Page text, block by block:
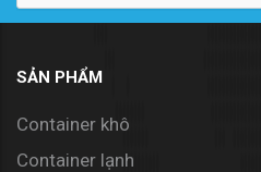
SẢN PHẨM
Container khô
Container lạnh